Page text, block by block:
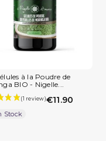
à la Poudre de
BIO - Nigelle...
€11.90
Stock